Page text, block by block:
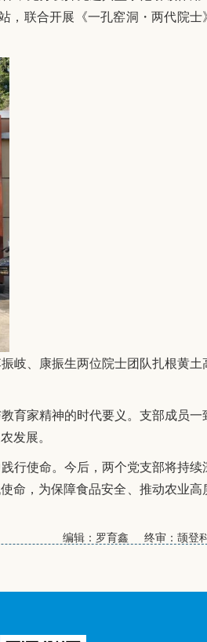
，联合开展《一孔窑洞・两代院士
岐、康振生两位院士团队扎根黄土
育家精神的时代要义。支部成员一
发展。
行使命。今后，两个党支部将持续
命，为保障食品安全、推动农业高
编辑：罗育鑫 终审：颉登